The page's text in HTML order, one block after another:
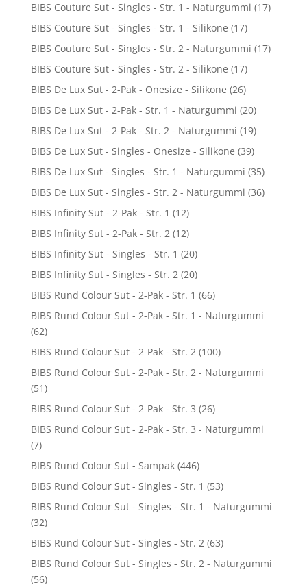
BIBS Couture Sut - Singles - Str. 1 - Naturgummi (17)
BIBS Couture Sut - Singles - Str. 1 - Silikone (17)
BIBS Couture Sut - Singles - Str. 2 - Naturgummi (17)
BIBS Couture Sut - Singles - Str. 2 - Silikone (17)
BIBS De Lux Sut - 2-Pak - Onesize - Silikone (26)
BIBS De Lux Sut - 2-Pak - Str. 1 - Naturgummi (20)
BIBS De Lux Sut - 2-Pak - Str. 2 - Naturgummi (19)
BIBS De Lux Sut - Singles - Onesize - Silikone (39)
BIBS De Lux Sut - Singles - Str. 1 - Naturgummi (35)
BIBS De Lux Sut - Singles - Str. 2 - Naturgummi (36)
BIBS Infinity Sut - 2-Pak - Str. 1 (12)
BIBS Infinity Sut - 2-Pak - Str. 2 (12)
BIBS Infinity Sut - Singles - Str. 1 (20)
BIBS Infinity Sut - Singles - Str. 2 (20)
BIBS Rund Colour Sut - 2-Pak - Str. 1 (66)
BIBS Rund Colour Sut - 2-Pak - Str. 1 - Naturgummi
(62)
BIBS Rund Colour Sut - 2-Pak - Str. 2 (100)
BIBS Rund Colour Sut - 2-Pak - Str. 2 - Naturgummi
(51)
BIBS Rund Colour Sut - 2-Pak - Str. 3 (26)
BIBS Rund Colour Sut - 2-Pak - Str. 3 - Naturgummi
(7)
BIBS Rund Colour Sut - Sampak (446)
BIBS Rund Colour Sut - Singles - Str. 1 (53)
BIBS Rund Colour Sut - Singles - Str. 1 - Naturgummi
(32)
BIBS Rund Colour Sut - Singles - Str. 2 (63)
BIBS Rund Colour Sut - Singles - Str. 2 - Naturgummi
(56)